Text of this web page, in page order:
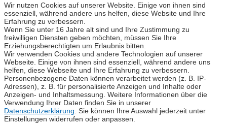
Wir nutzen Cookies auf unserer Website. Einige von ihnen sind
essenziell, während andere uns helfen, diese Website und Ihre
Erfahrung zu verbessern.
Wenn Sie unter 16 Jahre alt sind und Ihre Zustimmung zu
freiwilligen Diensten geben möchten, müssen Sie Ihre
Erziehungsberechtigten um Erlaubnis bitten.
Wir verwenden Cookies und andere Technologien auf unserer
Webseite. Einige von ihnen sind essenziell, während andere uns
helfen, diese Webseite und Ihre Erfahrung zu verbessern.
Personenbezogene Daten können verarbeitet werden (z. B. IP-
Adressen), z. B. für personalisierte Anzeigen und Inhalte oder
Anzeigen- und Inhaltsmessung. Weitere Informationen über die
Verwendung Ihrer Daten finden Sie in unserer
Datenschutzerklärung . Sie können Ihre Auswahl jederzeit unter
Einstellungen widerrufen oder anpassen.